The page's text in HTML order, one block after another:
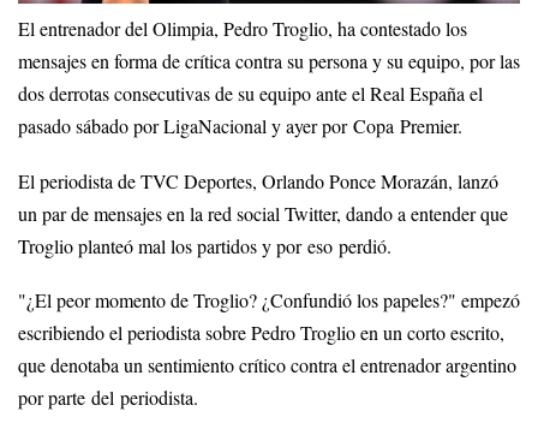
El entrenador del Olimpia, Pedro Troglio, ha contestado los
mensajes en forma de crítica contra su persona y su equipo, por las
dos derrotas consecutivas de su equipo ante el Real España el
pasado sábado por LigaNacional y ayer por Copa Premier.
El periodista de TVC Deportes, Orlando Ponce Morazán, lanzó
un par de mensajes en la red social Twitter, dando a entender que
Troglio planteó mal los partidos y por eso perdió.
"¿El peor momento de Troglio? ¿Confundió los papeles?" empezó
escribiendo el periodista sobre Pedro Troglio en un corto escrito,
que denotaba un sentimiento crítico contra el entrenador argentino
por parte del periodista.